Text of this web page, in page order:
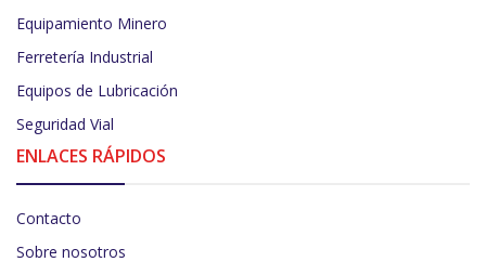
Equipamiento Minero
Ferretería Industrial
Equipos de Lubricación
Seguridad Vial
ENLACES RÁPIDOS
Contacto
Sobre nosotros